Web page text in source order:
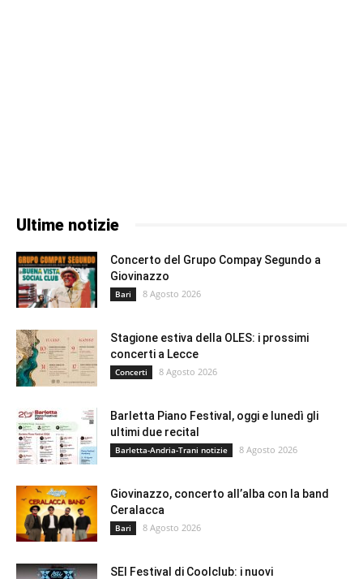
Ultime notizie
Concerto del Grupo Compay Segundo a
Giovinazzo
Bari 8 Agosto 2026
Stagione estiva della OLES: i prossimi
concerti a Lecce
Concerti 8 Agosto 2026
Barletta Piano Festival, oggi e lunedì gli
ultimi due recital
Barletta-Andria-Trani notizie 8 Agosto 2026
Giovinazzo, concerto all’alba con la band
Ceralacca
Bari 8 Agosto 2026
SEI Festival di Coolclub: i nuovi